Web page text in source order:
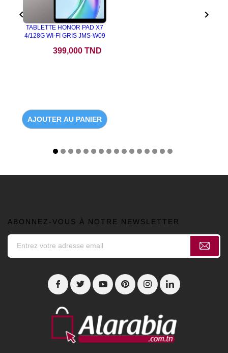
TABLETTE HONOR PAD X7
4/128G WI-FI GRIS JMS-W09
399,000 TND
AJOUTER AU PANIER
 
ABONNEZ-VOUS À NOTRE NEWSLETTER